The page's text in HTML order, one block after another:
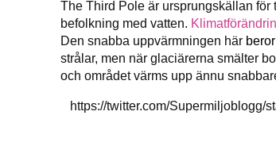
The Third Pole är ursprungskällan för
befolkning med vatten.
Den snabba uppvärmningen här beror
strålar, men när glaciärerna smälter
och området värms upp ännu
https://twitter.com/Supermiljoblogg/